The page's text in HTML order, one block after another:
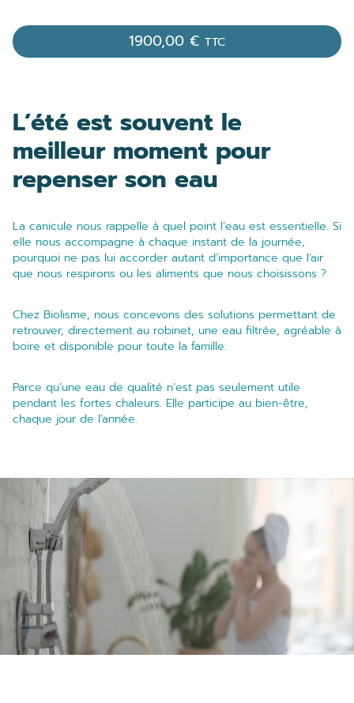
1900,00 € TTC
L’été est souvent le
meilleur moment pour
repenser son eau
La canicule nous rappelle à quel point l’eau est essentielle. Si
elle nous accompagne à chaque instant de la journée,
pourquoi ne pas lui accorder autant d’importance que l’air
que nous respirons ou les aliments que nous choisissons ?
Chez Biolisme, nous concevons des solutions permettant de
retrouver, directement au robinet, une eau filtrée, agréable à
boire et disponible pour toute la famille.
Parce qu’une eau de qualité n’est pas seulement utile
pendant les fortes chaleurs. Elle participe au bien-être,
chaque jour de l’année.